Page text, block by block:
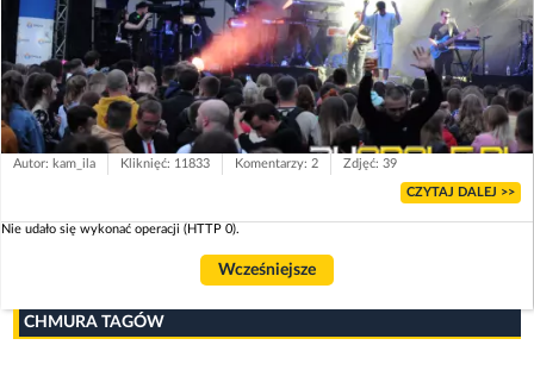
Autor: kam_ila Kliknięć: 11833 Komentarzy: 2 Zdjęć: 39
CZYTAJ DALEJ >>
Nie udało się wykonać operacji (HTTP 0).
Wcześniejsze
CHMURA TAGÓW